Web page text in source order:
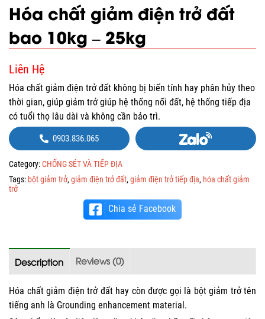
Hóa chất giảm điện trở đất
bao 10kg – 25kg
Liên Hệ
Hóa chất giảm điện trở đất không bị biến tính hay phân hủy theo
thời gian, giúp giảm trở giúp hệ thống nối đất, hệ thống tiếp địa
có tuổi thọ lâu dài và không cần bảo trì.
0903.836.065
Category:CHỐNG SÉT VÀ TIẾP ĐỊA
Tags: bột giảm trở, giảm điện trở đất, giảm điện trở tiếp địa, hóa chất giảm
trở
Chia sẻ Facebook
Description Reviews (0)
Hóa chất giảm điện trở đất hay còn được gọi là bột giảm trở tên
tiếng anh là Grounding enhancement material.